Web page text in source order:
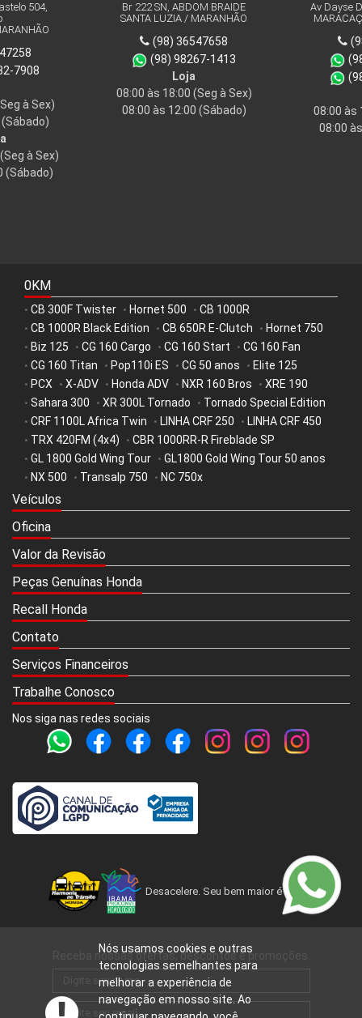
504,
7908
à Sex)
à Sex)
Br 222 SN, ABDOM BRAIDE
SANTA LUZIA / MARANHÃO
(98) 36547658
(98) 98267-1413
Loja
08:00 às 18:00(Seg à Sex)
08:00 às 12:00(Sábado)
Av Dayse
08:00 às
08:00
0KM
• CB 300F Twister • Hornet 500 • CB 1000R
• CB 1000R Black Edition • CB 650R E-Clutch • Hornet 750
• Biz 125 • CG 160 Cargo • CG 160 Start • CG 160 Fan
• CG 160 Titan • Pop110i ES • CG 50 anos • Elite 125
• PCX • X-ADV • Honda ADV • NXR 160 Bros • XRE 190
• Sahara 300 • XR 300L Tornado • Tornado Special Edition
• CRF 1100L Africa Twin • LINHA CRF 250 • LINHA CRF 450
• TRX 420FM (4x4) • CBR 1000RR-R Fireblade SP
• GL 1800 Gold Wing Tour • GL1800 Gold Wing Tour 50 anos
• NX 500 • Transalp 750 • NC 750x
Veículos
Oficina
Valor da Revisão
Peças Genuínas Honda
Recall Honda
Contato
Serviços Financeiros
Trabalhe Conosco
Nos siga nas redes sociais
Desacelere. Seu bem maior é a vida.
Receba nossas ofertas, descontos e promoções.
Nós usamos cookies e outras
tecnologias semelhantes para
melhorar a experiência de
navegação em nosso site. Ao